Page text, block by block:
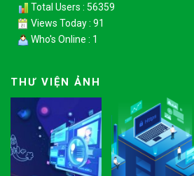
Total Users : 56359
Views Today : 91
Who's Online : 1
THƯ VIỆN ẢNH